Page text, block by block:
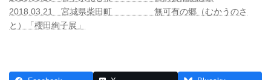
2018.03.21 宮城県柴田町 無可有の郷（むかうのさ
と）「櫻田絢子展」